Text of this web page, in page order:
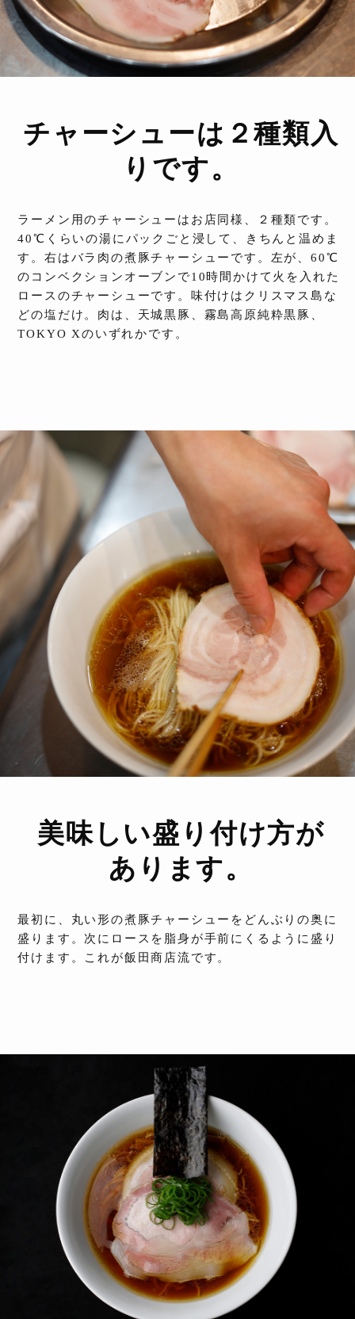
チャーシューは２種類入
りです。
ラーメン用のチャーシューはお店同様、２種類です。
40℃くらいの湯にパックごと浸して、きちんと温めま
す。右はバラ肉の煮豚チャーシューです。左が、60℃
のコンベクションオーブンで10時間かけて火を入れた
ロースのチャーシューです。味付けはクリスマス島な
どの塩だけ。肉は、天城黒豚、霧島高原純粋黒豚、
TOKYO Xのいずれかです。
美味しい盛り付け方が
あります。
最初に、丸い形の煮豚チャーシューをどんぶりの奥に
盛ります。次にロースを脂身が手前にくるように盛り
付けます。これが飯田商店流です。